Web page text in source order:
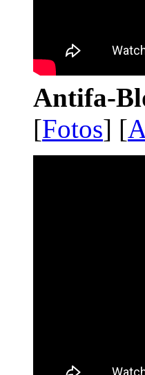
Antifa-
[Fotos] [